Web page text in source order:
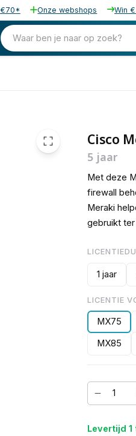
€70* Onze webshops Win
Waar ben je naar op zoek?
Cisco
5 jaar
Met deze
firewall
Meraki
gebruikt
1 jaar
LICENTIE
MX75
MX85
Levertijd
€ 229,90